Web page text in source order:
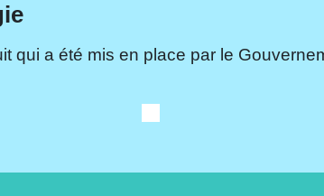
qui a été mis en place par le